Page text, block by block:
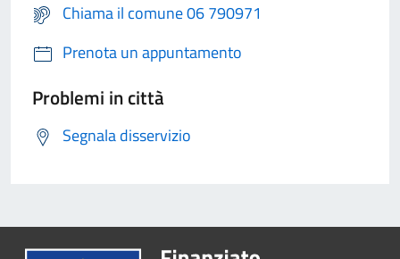
Chiama il comune 06 790971
Prenota un appuntamento
Problemi in città
Segnala disservizio